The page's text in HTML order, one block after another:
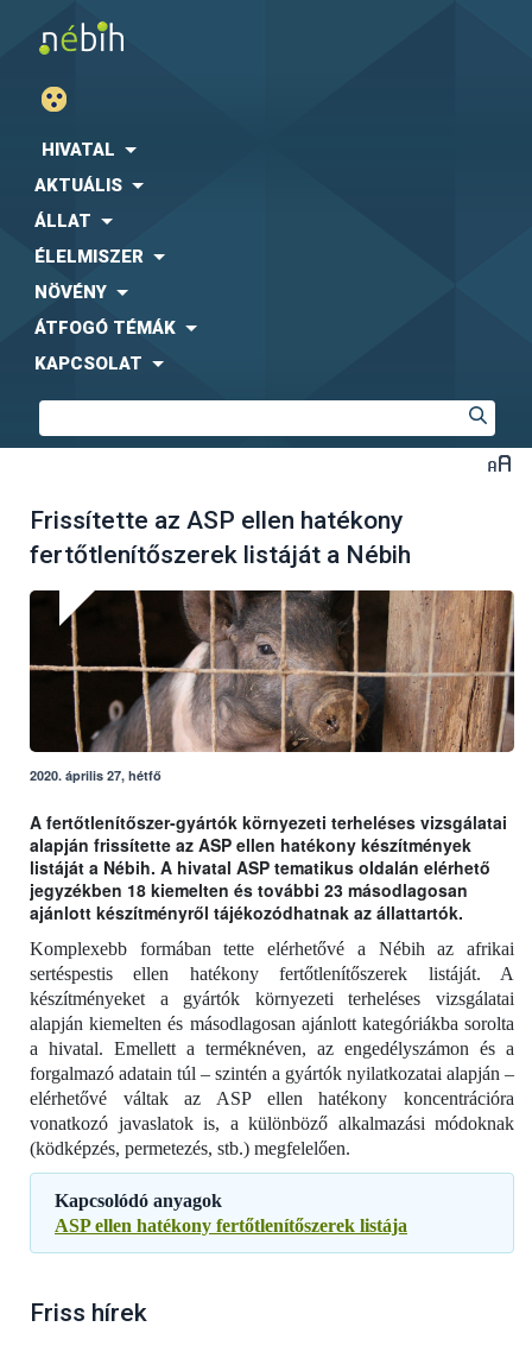
HIVATAL
AKTUÁLIS
ÁLLAT
ÉLELMISZER
NÖVÉNY
ÁTFOGÓ TÉMÁK
KAPCSOLAT
Frissítette az ASP ellen hatékony
fertőtlenítőszerek listáját a Nébih
2020. április 27, hétfő
A fertőtlenítőszer-gyártók környezeti terheléses vizsgálatai
alapján frissítette az ASP ellen hatékony készítmények
listáját a Nébih. A hivatal ASP tematikus oldalán elérhető
jegyzékben 18 kiemelten és további 23 másodlagosan
ajánlott készítményről tájékozódhatnak az állattartók.
Komplexebb formában tette elérhetővé a Nébih az afrikai
sertéspestis ellen hatékony fertőtlenítőszerek listáját. A
készítményeket a gyártók környezeti terheléses vizsgálatai
alapján kiemelten és másodlagosan ajánlott kategóriákba sorolta
a hivatal. Emellett a terméknéven, az engedélyszámon és a
forgalmazó adatain túl – szintén a gyártók nyilatkozatai alapján –
elérhetővé váltak az ASP ellen hatékony koncentrációra
vonatkozó javaslatok is, a különböző alkalmazási módoknak
(ködképzés, permetezés, stb.) megfelelően.
Kapcsolódó anyagok
ASP ellen hatékony fertőtlenítőszerek listája
Friss hírek